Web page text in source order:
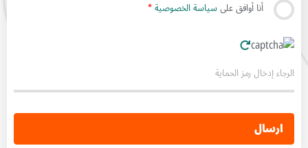
أنا أوافق علىسياسة الخصوصية*